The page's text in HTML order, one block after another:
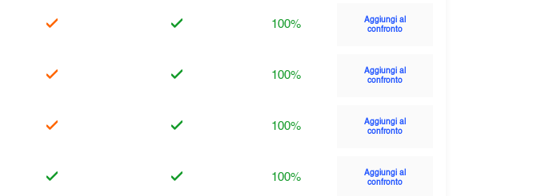
100%
Aggiungi al
confronto
100%
Aggiungi al
confronto
100%
Aggiungi al
confronto
100%
Aggiungi al
confronto